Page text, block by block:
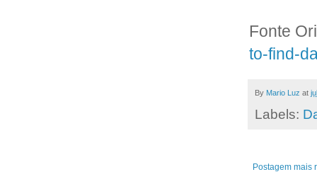
Fonte
to-find-
By Mario Luz at
Labels:
Postagem mais